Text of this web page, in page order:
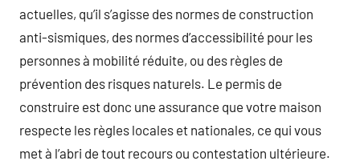
actuelles, qu’il s’agisse des normes de construction
anti-sismiques, des normes d’accessibilité pour les
personnes à mobilité réduite, ou des règles de
prévention des risques naturels. Le permis de
construire est donc une assurance que votre maison
respecte les règles locales et nationales, ce qui vous
met à l’abri de tout recours ou contestation ultérieure.